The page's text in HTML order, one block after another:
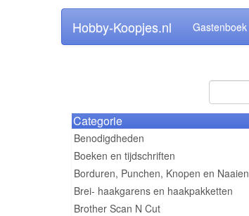
Hobby-Koopjes.nl Gastenboek
Categorie
Benodigdheden
Boeken en tijdschriften
Borduren, Punchen, Knopen en Naaien
Brei- haakgarens en haakpakketten
Brother Scan N Cut